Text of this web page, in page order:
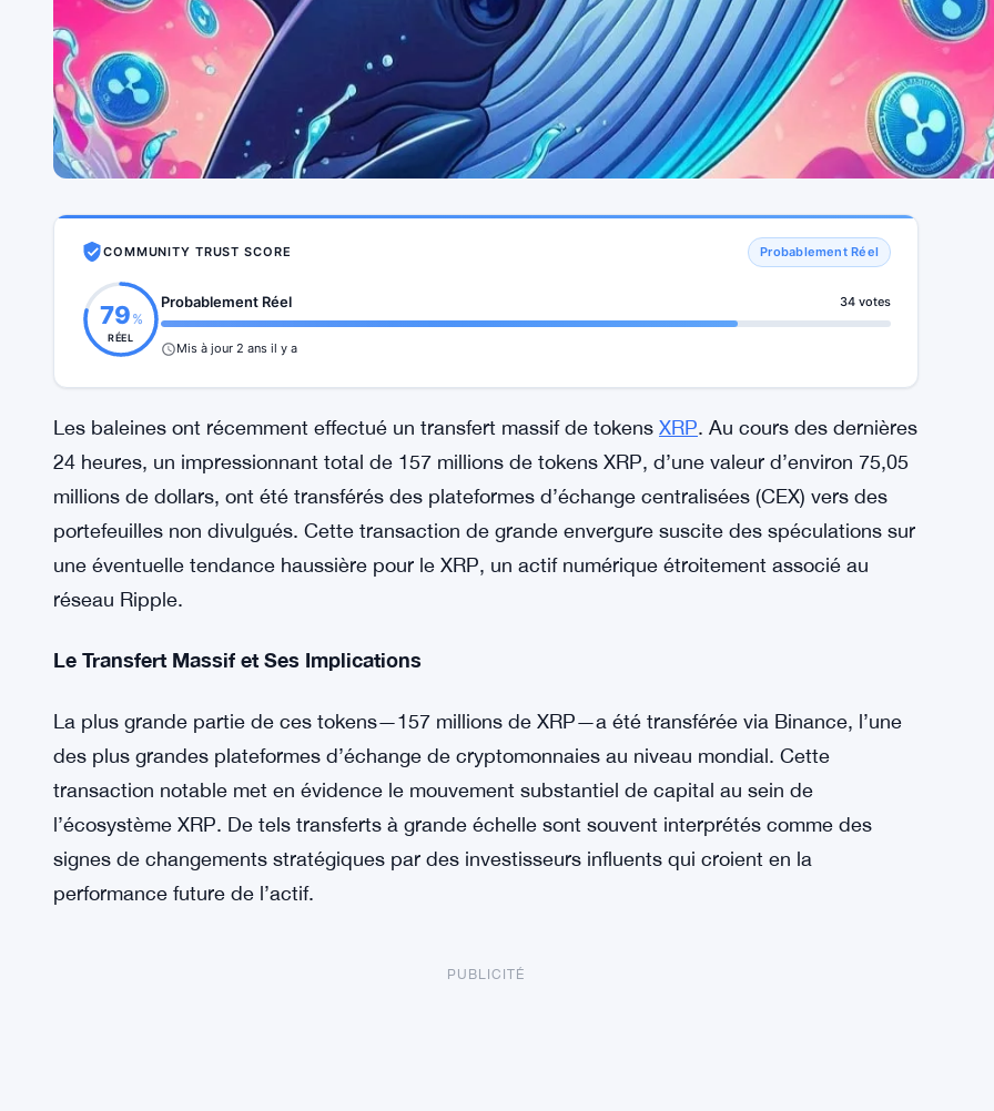
COMMUNITY TRUST SCORE Probablement Réel
79 %
RÉEL
Probablement Réel 34 votes
Mis à jour 2 ans il y a
Les baleines ont récemment effectué un transfert massif de tokens XRP. Au cours des dernières
24 heures, un impressionnant total de 157 millions de tokens XRP, d’une valeur d’environ 75,05
millions de dollars, ont été transférés des plateformes d’échange centralisées (CEX) vers des
portefeuilles non divulgués. Cette transaction de grande envergure suscite des spéculations sur
une éventuelle tendance haussière pour le XRP, un actif numérique étroitement associé au
réseau Ripple.
Le Transfert Massif et Ses Implications
La plus grande partie de ces tokens—157 millions de XRP—a été transférée via Binance, l’une
des plus grandes plateformes d’échange de cryptomonnaies au niveau mondial. Cette
transaction notable met en évidence le mouvement substantiel de capital au sein de
l’écosystème XRP. De tels transferts à grande échelle sont souvent interprétés comme des
signes de changements stratégiques par des investisseurs influents qui croient en la
performance future de l’actif.
PUBLICITÉ